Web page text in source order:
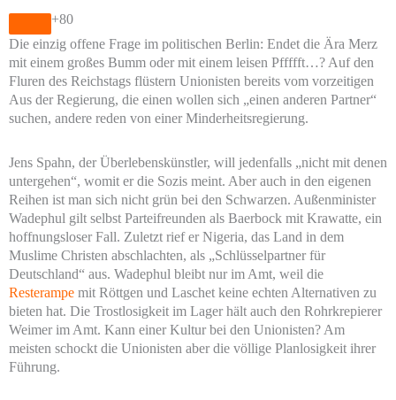
+80
Die einzig offene Frage im politischen Berlin: Endet die Ära Merz
mit einem großes Bumm oder mit einem leisen Pffffft…? Auf den
Fluren des Reichstags flüstern Unionisten bereits vom vorzeitigen
Aus der Regierung, die einen wollen sich „einen anderen Partner“
suchen, andere reden von einer Minderheitsregierung.
Jens Spahn, der Überlebenskünstler, will jedenfalls „nicht mit denen
untergehen“, womit er die Sozis meint. Aber auch in den eigenen
Reihen ist man sich nicht grün bei den Schwarzen. Außenminister
Wadephul gilt selbst Parteifreunden als Baerbock mit Krawatte, ein
hoffnungsloser Fall. Zuletzt rief er Nigeria, das Land in dem
Muslime Christen abschlachten, als „Schlüsselpartner für
Deutschland“ aus. Wadephul bleibt nur im Amt, weil die
Resterampe mit Röttgen und Laschet keine echten Alternativen zu
bieten hat. Die Trostlosigkeit im Lager hält auch den Rohrkrepierer
Weimer im Amt. Kann einer Kultur bei den Unionisten? Am
meisten schockt die Unionisten aber die völlige Planlosigkeit ihrer
Führung.